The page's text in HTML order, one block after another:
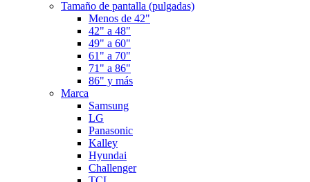
Tamaño de pantalla (pulgadas)
Menos de 42"
42" a 48"
49" a 60"
61" a 70"
71" a 86"
86" y más
Marca
Samsung
LG
Panasonic
Kalley
Hyundai
Challenger